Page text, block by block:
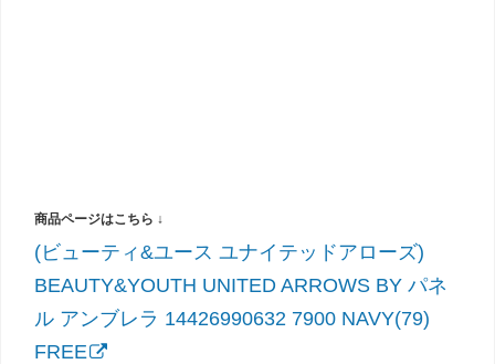
(ビューティ&ユース ユナイテッドアローズ)
BEAUTY&YOUTH UNITED ARROWS BY パネ
ル アンブレラ 14426990632 7900 NAVY(79)
FREE